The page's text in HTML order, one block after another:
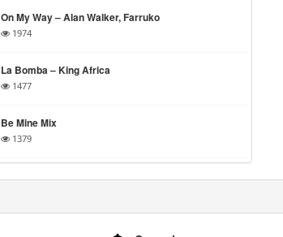
On My Way – Alan Walker, Farruko
1974
La Bomba – King Africa
1477
Be Mine Mix
1379